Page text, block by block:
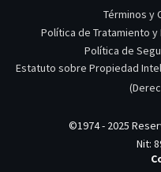
Términos y
Política de Tratamiento
Política de
Estatuto sobre Propiedad
©1974 - 2025
Nit: